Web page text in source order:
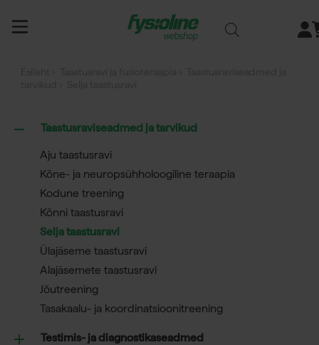
sisältöön
Taastusraviseadmed ja tarvikud
Aju taastusravi
Kõne- ja neuropsühholoogiline teraapia
Kodune treening
Kõnni taastusravi
Selja taastusravi
Ülajäseme taastusravi
Alajäsemete taastusravi
Jõutreening
Tasakaalu- ja koordinatsioonitreening
Testimis- ja diagnostikaseadmed